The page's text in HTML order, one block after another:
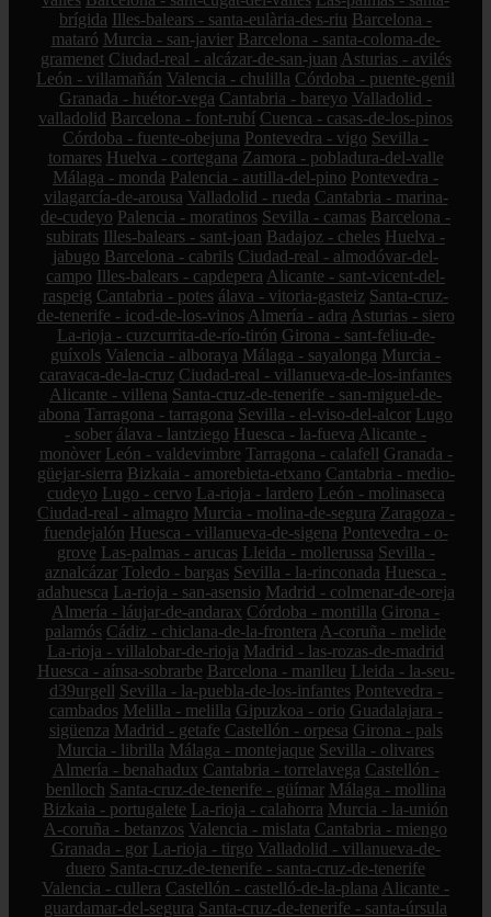
brígida Illes-balears - santa-eulària-des-riu Barcelona -
mataró Murcia - san-javier Barcelona - santa-coloma-de-
gramenet Ciudad-real - alcázar-de-san-juan Asturias - avilés
León - villamañán Valencia - chulilla Córdoba - puente-genil
Granada - huétor-vega Cantabria - bareyo Valladolid -
valladolid Barcelona - font-rubí Cuenca - casas-de-los-pinos
Córdoba - fuente-obejuna Pontevedra - vigo Sevilla -
tomares Huelva - cortegana Zamora - pobladura-del-valle
Málaga - monda Palencia - autilla-del-pino Pontevedra -
vilagarcía-de-arousa Valladolid - rueda Cantabria - marina-
de-cudeyo Palencia - moratinos Sevilla - camas Barcelona -
subirats Illes-balears - sant-joan Badajoz - cheles Huelva -
jabugo Barcelona - cabrils Ciudad-real - almodóvar-del-
campo Illes-balears - capdepera Alicante - sant-vicent-del-
raspeig Cantabria - potes álava - vitoria-gasteiz Santa-cruz-
de-tenerife - icod-de-los-vinos Almería - adra Asturias - siero
La-rioja - cuzcurrita-de-río-tirón Girona - sant-feliu-de-
guíxols Valencia - alboraya Málaga - sayalonga Murcia -
caravaca-de-la-cruz Ciudad-real - villanueva-de-los-infantes
Alicante - villena Santa-cruz-de-tenerife - san-miguel-de-
abona Tarragona - tarragona Sevilla - el-viso-del-alcor Lugo
- sober álava - lantziego Huesca - la-fueva Alicante -
monòver León - valdevimbre Tarragona - calafell Granada -
güejar-sierra Bizkaia - amorebieta-etxano Cantabria - medio-
cudeyo Lugo - cervo La-rioja - lardero León - molinaseca
Ciudad-real - almagro Murcia - molina-de-segura Zaragoza -
fuendejalón Huesca - villanueva-de-sigena Pontevedra - o-
grove Las-palmas - arucas Lleida - mollerussa Sevilla -
aznalcázar Toledo - bargas Sevilla - la-rinconada Huesca -
adahuesca La-rioja - san-asensio Madrid - colmenar-de-oreja
Almería - láujar-de-andarax Córdoba - montilla Girona -
palamós Cádiz - chiclana-de-la-frontera A-coruña - melide
La-rioja - villalobar-de-rioja Madrid - las-rozas-de-madrid
Huesca - aínsa-sobrarbe Barcelona - manlleu Lleida - la-seu-
d39urgell Sevilla - la-puebla-de-los-infantes Pontevedra -
cambados Melilla - melilla Gipuzkoa - orio Guadalajara -
sigüenza Madrid - getafe Castellón - orpesa Girona - pals
Murcia - librilla Málaga - montejaque Sevilla - olivares
Almería - benahadux Cantabria - torrelavega Castellón -
benlloch Santa-cruz-de-tenerife - güímar Málaga - mollina
Bizkaia - portugalete La-rioja - calahorra Murcia - la-unión
A-coruña - betanzos Valencia - mislata Cantabria - miengo
Granada - gor La-rioja - tirgo Valladolid - villanueva-de-
duero Santa-cruz-de-tenerife - santa-cruz-de-tenerife
Valencia - cullera Castellón - castelló-de-la-plana Alicante -
guardamar-del-segura Santa-cruz-de-tenerife - santa-úrsula